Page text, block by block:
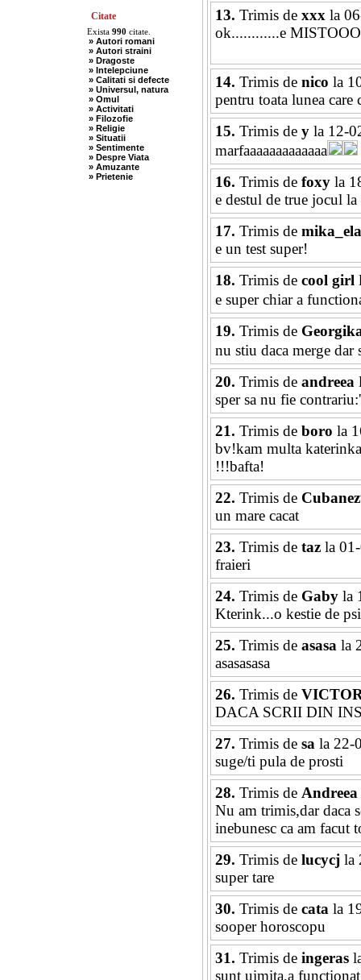
Citate
Exista 990 citate.
» Autori romani
» Autori straini
» Dragoste
» Intelepciune
» Calitati si defecte
» Universul, natura
» Omul
» Activitati
» Filozofie
» Religie
» Situatii
» Sentimente
» Despre Viata
» Amuzante
» Prietenie
13. Trimis de xxxla
ok............e
14. Trimis de nico la
pentru toata lunea care
15. Trimis de yla 12-
marfaaaaaaaaaaaaa
16. Trimis de foxyla
e destul de true jocul
17. Trimis de
e un test super!
18. Trimis de cool girl
e super chiar a
19. Trimis de
nu stiu daca merge
20. Trimis de andreea
sper sa nu fie
21. Trimis de boro la
bv!kam multa
!!!bafta!
22. Trimis de
un mare cacat
23. Trimis de tazla 01-
fraieri
24. Trimis de Gabyla
Kterink...o kestie de
25. Trimis de asasala
asasasasa
26. Trimis de
DACA SCRII DIN
27. Trimis de sala 22-
suge/ti pula de prosti
28. Trimis de Andreea
Nu am trimis,dar daca
inebunesc ca am facut
29. Trimis de lucycj la
super tare
30. Trimis de catala
sooper horoscopu
31. Trimis de ingeras
sunt uimita,a functionat